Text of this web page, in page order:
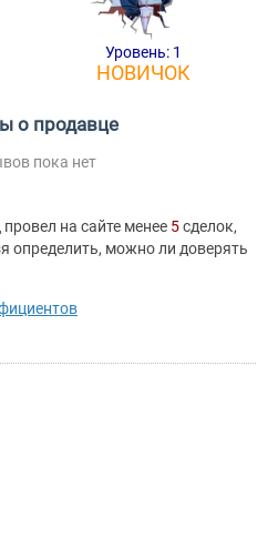
Уровень: 1
НОВИЧОК
о продавце
пока нет
на сайте менее 5сделок,
определить, можно ли доверять